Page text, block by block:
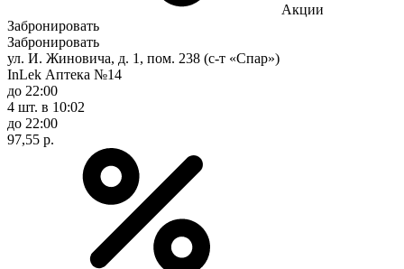
Акции
Забронировать
Забронировать
ул. И. Жиновича, д. 1, пом. 238 (с-т «Спар»)
InLek Аптека №14
до 22:00
4 шт. в 10:02
до 22:00
97,55 р.